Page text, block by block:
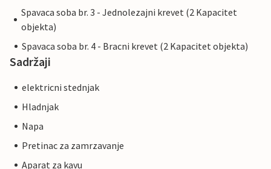
Spavaca soba br. 3 - Jednolezajni krevet (2 Kapacitet
objekta)
Spavaca soba br. 4 - Bracni krevet (2 Kapacitet objekta)
Sadržaji
elektricni stednjak
Hladnjak
Napa
Pretinac za zamrzavanje
Aparat za kavu